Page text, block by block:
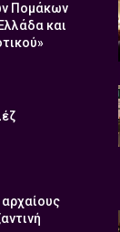
Πομάκων
και